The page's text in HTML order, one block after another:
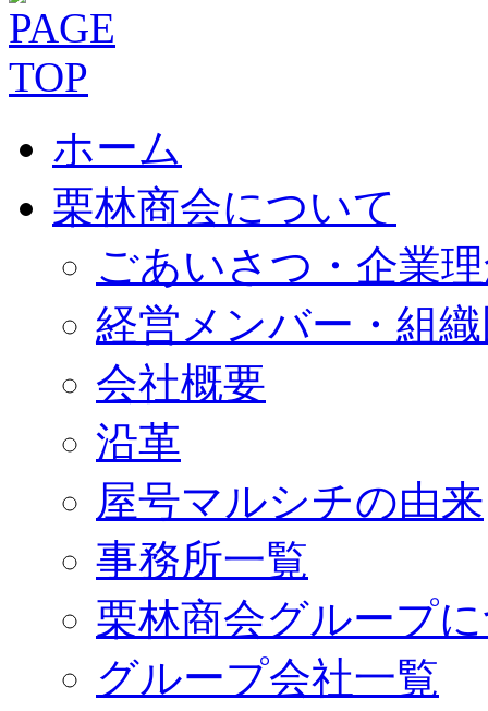
ホーム
栗林商会について
ごあいさつ・企業
経営メンバー・組
会社概要
沿革
屋号マルシチの由来
事務所一覧
栗林商会グループ
グループ会社一覧